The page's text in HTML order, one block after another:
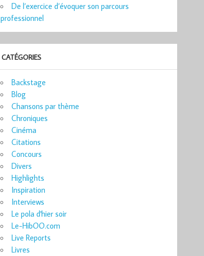
De l’exercice d’évoquer son parcours
professionnel
CATÉGORIES
Backstage
Blog
Chansons par thème
Chroniques
Cinéma
Citations
Concours
Divers
Highlights
Inspiration
Interviews
Le pola d'hier soir
Le-HibOO.com
Live Reports
Livres